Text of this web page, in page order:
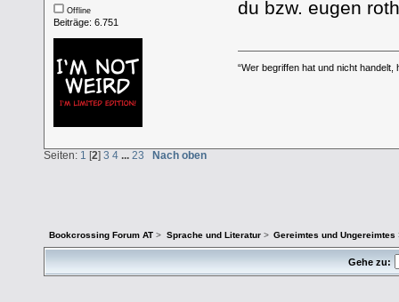
Offline
Beiträge: 6.751
du bzw. eugen
“Wer begriffen hat und nicht handelt,
Seiten: 1 [2] 3 4 23 Nach oben
Bookcrossing Forum AT > Sprache und Literatur> Gereimtes und Ungereimtes
Gehe zu: